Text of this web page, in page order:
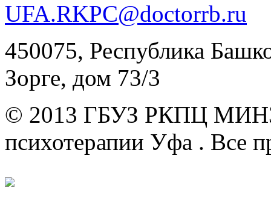
UFA.RKPC@doctorrb.ru
450075, Республика
Зорге, дом 73/3
© 2013 ГБУЗ РКПЦ
психотерапии Уфа . Все